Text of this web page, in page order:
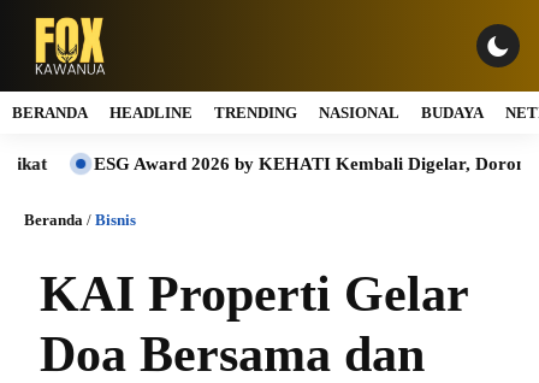
BERANDA HEADLINE TRENDING NASIONAL BUDAYA
ESG Award 2026 by KEHATI Kembali Digelar, Dorong ESG
Beranda / Bisnis
KAI Properti Gelar
Doa Bersama dan